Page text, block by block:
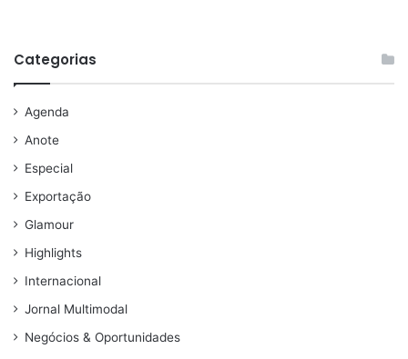
Categorias
Agenda
Anote
Especial
Exportação
Glamour
Highlights
Internacional
Jornal Multimodal
Negócios & Oportunidades